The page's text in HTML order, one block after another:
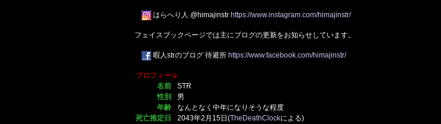
はらへり人 @himajinstr https://www.instagram.com/himajinstr/
フェイスブックページでは主にブログの更新をお知らせしています。
暇人strのブログ 待避所 https://www.facebook.com/himajinstr/
プロフィール
名前
STR
性別
男
年齢
なんとなく中年になりそうな程度
死亡推定日
2043年2月15日(TheDeathClockによる)